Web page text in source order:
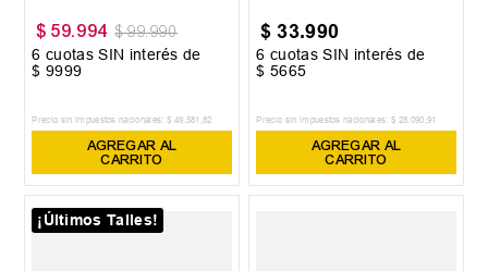
$ 59.994 $ 99.990
6 cuotas SIN interés de
$ 9999
Precio sin impuestos nacionales: $ 49.581 ,82
AGREGAR AL
CARRITO
$ 33.990
6 cuotas SIN interés de
$ 5665
Precio sin impuestos nacionales: $ 28.090 ,91
AGREGAR AL
CARRITO
¡Últimos Talles!